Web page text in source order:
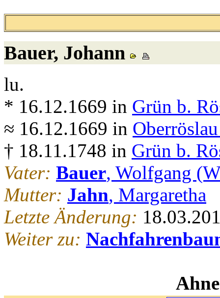
Bauer, Johann
lu.
* 16.12.1669 in Grün b.
≈ 16.12.1669 in
† 18.11.1748 in Grün b.
Vater: Bauer, Wolfgang
Mutter: Jahn, Margaretha
Letzte Änderung:
Weiter zu: